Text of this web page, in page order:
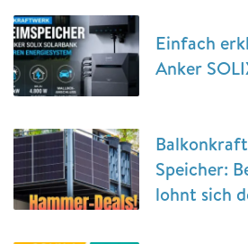
Einfach
Anker
Speicher:
lohnt sich